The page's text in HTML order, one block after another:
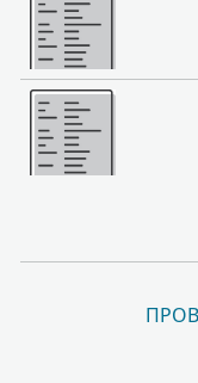
Περισσότερα